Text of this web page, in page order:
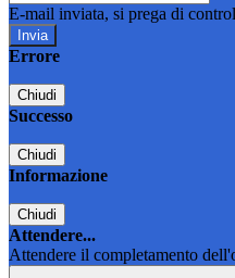
E-mail inviata, si prega di
Errore
Chiudi
Successo
Chiudi
Informazione
Chiudi
Attendere...
Attendere il completamento